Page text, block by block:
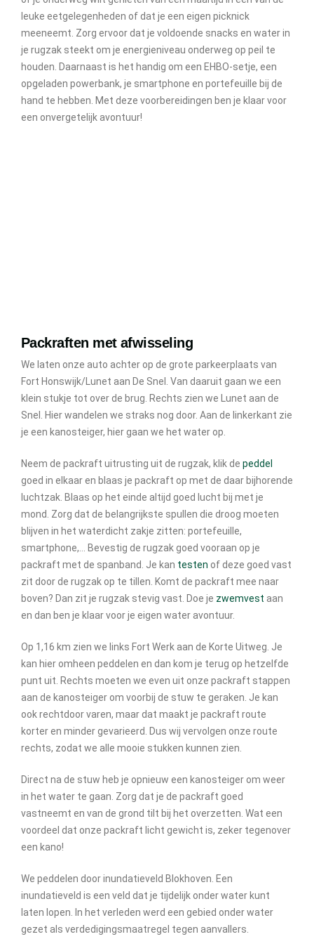
leuke eetgelegenheden of dat je een eigen picknick
meeneemt. Zorg ervoor dat je voldoende snacks en water in
je rugzak steekt om je energieniveau onderweg op peil te
houden. Daarnaast is het handig om een EHBO-setje, een
opgeladen powerbank, je smartphone en portefeuille bij de
hand te hebben. Met deze voorbereidingen ben je klaar voor
een onvergetelijk avontuur!
Packraften met afwisseling
We laten onze auto achter op de grote parkeerplaats van
Fort Honswijk/Lunet aan De Snel. Van daaruit gaan we een
klein stukje tot over de brug. Rechts zien we Lunet aan de
Snel. Hier wandelen we straks nog door. Aan de linkerkant zie
je een kanosteiger, hier gaan we het water op.
Neem de packraft uitrusting uit de rugzak, klik de peddel
goed in elkaar en blaas je packraft op met de daar bijhorende
luchtzak. Blaas op het einde altijd goed lucht bij met je
mond. Zorg dat de belangrijkste spullen die droog moeten
blijven in het waterdicht zakje zitten: portefeuille,
smartphone,… Bevestig de rugzak goed vooraan op je
packraft met de spanband. Je kan testen of deze goed vast
zit door de rugzak op te tillen. Komt de packraft mee naar
boven? Dan zit je rugzak stevig vast. Doe je zwemvest aan
en dan ben je klaar voor je eigen water avontuur.
Op 1,16 km zien we links Fort Werk aan de Korte Uitweg. Je
kan hier omheen peddelen en dan kom je terug op hetzelfde
punt uit. Rechts moeten we even uit onze packraft stappen
aan de kanosteiger om voorbij de stuw te geraken. Je kan
ook rechtdoor varen, maar dat maakt je packraft route
korter en minder gevarieerd. Dus wij vervolgen onze route
rechts, zodat we alle mooie stukken kunnen zien.
Direct na de stuw heb je opnieuw een kanosteiger om weer
in het water te gaan. Zorg dat je de packraft goed
vastneemt en van de grond tilt bij het overzetten. Wat een
voordeel dat onze packraft licht gewicht is, zeker tegenover
een kano!
We peddelen door inundatieveld Blokhoven. Een
inundatieveld is een veld dat je tijdelijk onder water kunt
laten lopen. In het verleden werd een gebied onder water
gezet als verdedigingsmaatregel tegen aanvallers.